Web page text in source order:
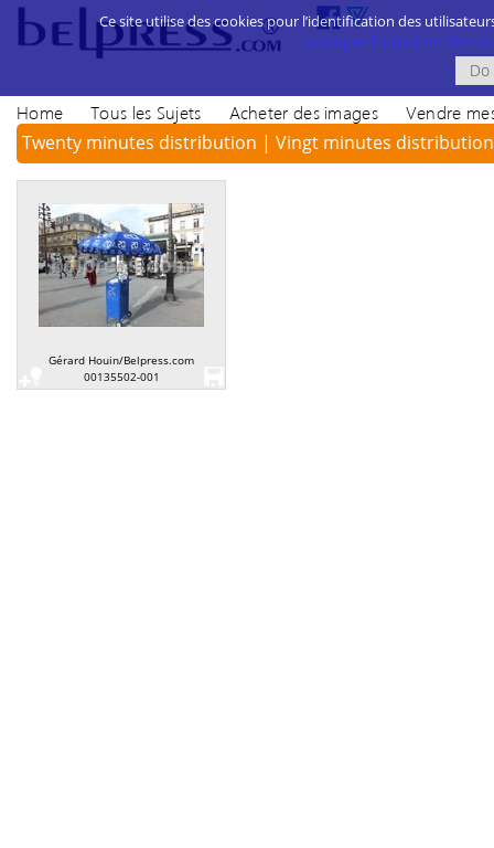
Home Tous les Sujets Acheter des images Vendre
Twenty minutes distribution | Vingt minutes distribution
Gérard Houin/Belpress.com
00135502-001
Ce site utilise des cookies pour l’identification des
politique d’utilisation des